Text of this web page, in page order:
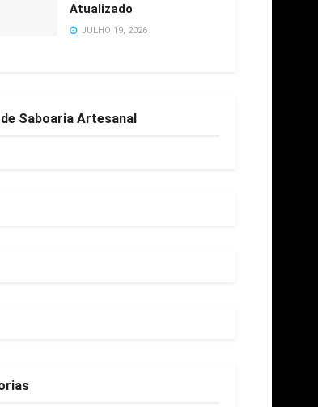
Atualizado
JULHO 19, 2026
Saboaria Artesanal